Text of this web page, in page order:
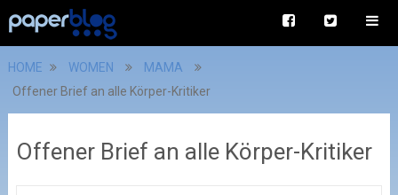
HOME WOMEN
MAMA
Offener Brief an alle Körper-Kritiker
Offener Brief an alle Körper-Kritiker